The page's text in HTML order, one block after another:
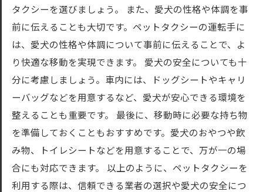
タクシーを選びましょう。 また、愛犬の性格や体調を事
前に伝えることも大切です。ペットタクシーの運転手に
は、愛犬の性格や体調について事前に伝えることで、よ
り快適な移動を実現できます。 愛犬の安全についても十
分に考慮しましょう。車内には、ドッグシートやキャリ
ーバッグなどを用意するなど、愛犬が安心できる環境を
整えることも重要です。 最後に、移動時に必要な持ち物
を準備しておくこともおすすめです。愛犬のおやつや飲
み物、トイレシートなどを用意することで、万が一の場
合にも対応できます。 以上のように、ペットタクシーを
利用する際は、信頼できる業者の選択や愛犬の安全につ